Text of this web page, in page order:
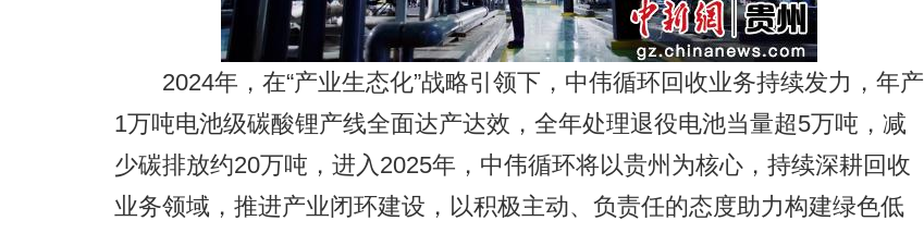
2024年，在“产业生态化”战略引领下，中伟循环回收业务持续发力，年产
1万吨电池级碳酸锂产线全面达产达效，全年处理退役电池当量超5万吨，减
少碳排放约20万吨，进入2025年，中伟循环将以贵州为核心，持续深耕回收
业务领域，推进产业闭环建设，以积极主动、负责任的态度助力构建绿色低